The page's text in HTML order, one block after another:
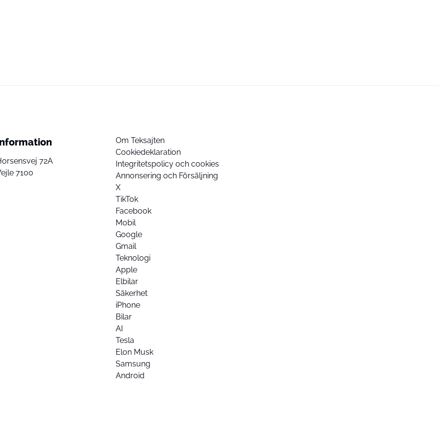
72A
7100
Om Teksajten
Cookiedeklaration
Integritetspolicy och cookies
Annonsering och Försäljning
X
TikTok
Facebook
Mobil
Google
Gmail
Teknologi
Apple
Elbilar
Säkerhet
iPhone
Bilar
AI
Tesla
Elon Musk
Samsung
Android